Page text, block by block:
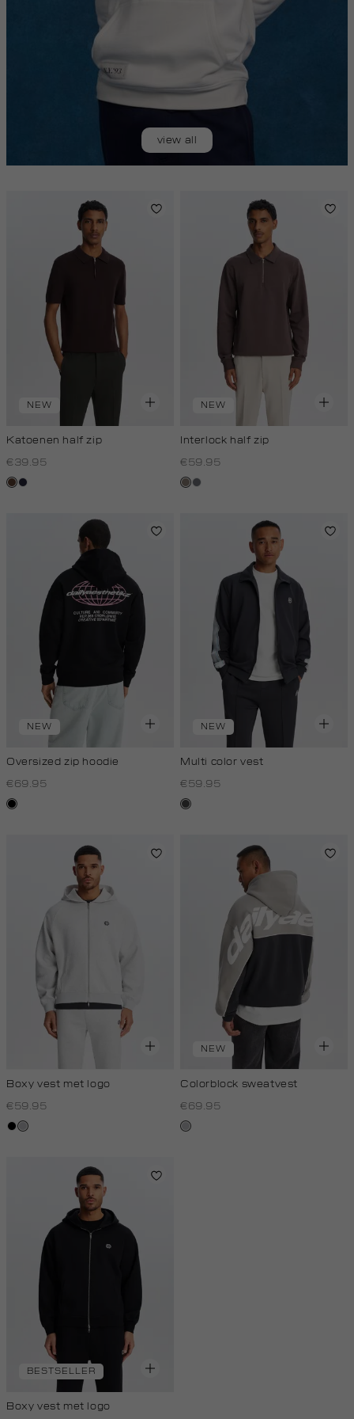
view all
NEW
Katoenen half zip
€39.95
donkerbruin
blauw,
NEW
Interlock half zip
€59.95
kleiblauw,
NEW
Oversized zip hoodie
€69.95
zwart
NEW
Multi color vest
€59.95
donkergrijs
Boxy vest met logo
€59.95
zwart
grijs,
NEW
Colorblock sweatvest
€69.95
lichtgrijs
BESTSELLER
Boxy vest met logo